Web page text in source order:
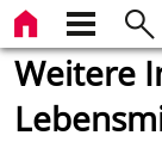
Weitere